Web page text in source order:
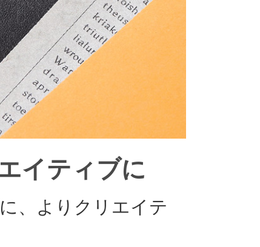
イティブに
、よりクリエイテ